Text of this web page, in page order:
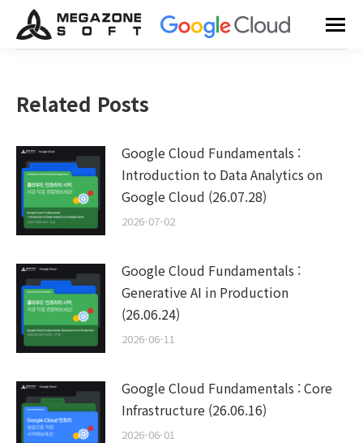
Related Posts
Google Cloud Fundamentals :
Introduction to Data Analytics on
Google Cloud (26.07.28)
2026-07-02
Google Cloud Fundamentals :
Generative AI in Production
(26.06.24)
2026-06-11
Google Cloud Fundamentals : Core
Infrastructure (26.06.16)
2026-06-01